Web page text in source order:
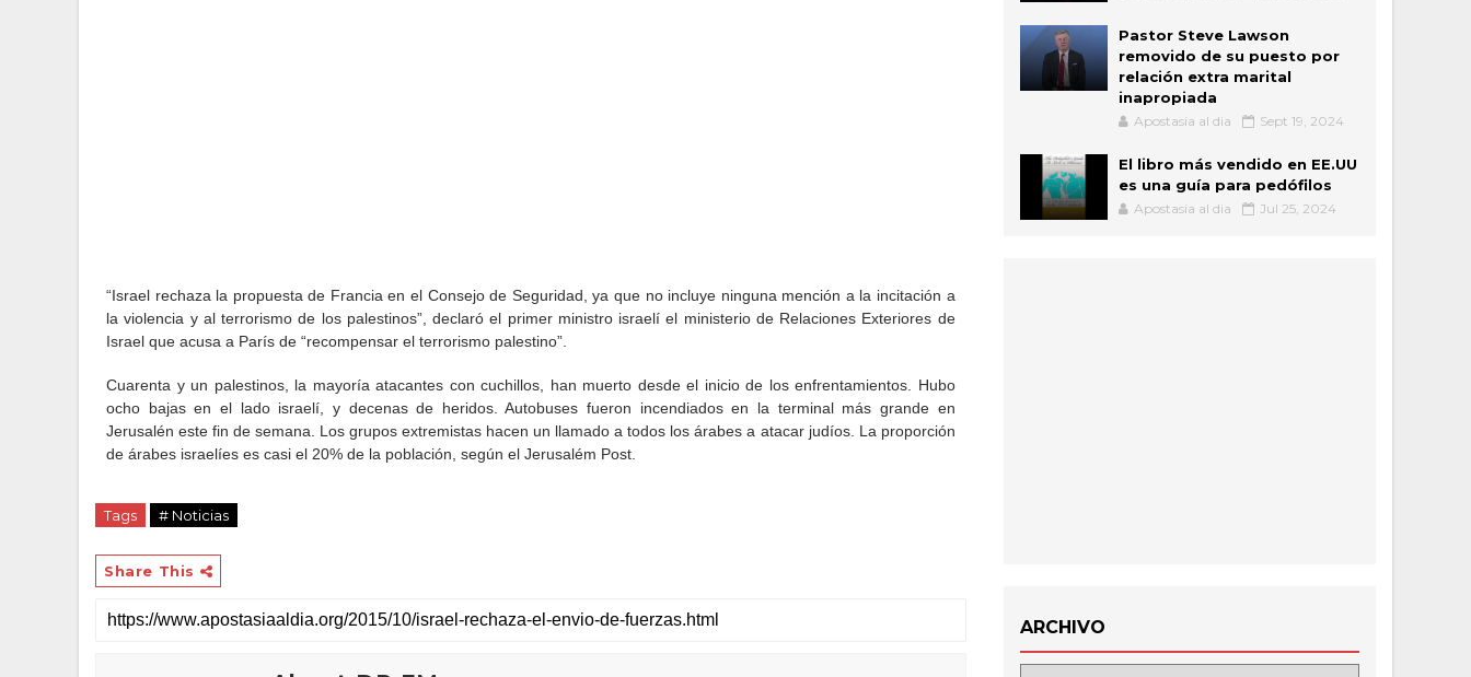
“Israel rechaza la propuesta de Francia en el Consejo de Seguridad, ya que no incluye ninguna mención a la incitación a
la violencia y al terrorismo de los palestinos”, declaró el primer ministro israelí el ministerio de Relaciones Exteriores de
Israel que acusa a París de “recompensar el terrorismo palestino”.
Cuarenta y un palestinos, la mayoría atacantes con cuchillos, han muerto desde el inicio de los enfrentamientos. Hubo
ocho bajas en el lado israelí, y decenas de heridos. Autobuses fueron incendiados en la terminal más grande en
Jerusalén este fin de semana. Los grupos extremistas hacen un llamado a todos los árabes a atacar judíos. La proporción
de árabes israelíes es casi el 20% de la población, según el Jerusalém Post.
Tags # Noticias
Share This
Pastor Steve Lawson
removido de su puesto por
relación extra marital
inapropiada
Apostasia al dia Sept 19, 2024
El libro más vendido en EE.UU
es una guía para pedófilos
Apostasia al dia Jul 25, 2024
ARCHIVO